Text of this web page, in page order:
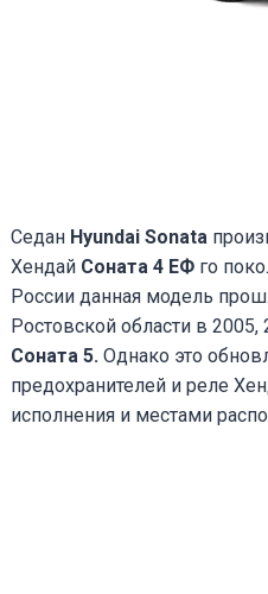
Седан Hyundai Sonata
Хендай Соната 4 ЕФ го
России данная модель
Ростовской области в
Соната 5. Однако это
предохранителей и реле
исполнения и местами